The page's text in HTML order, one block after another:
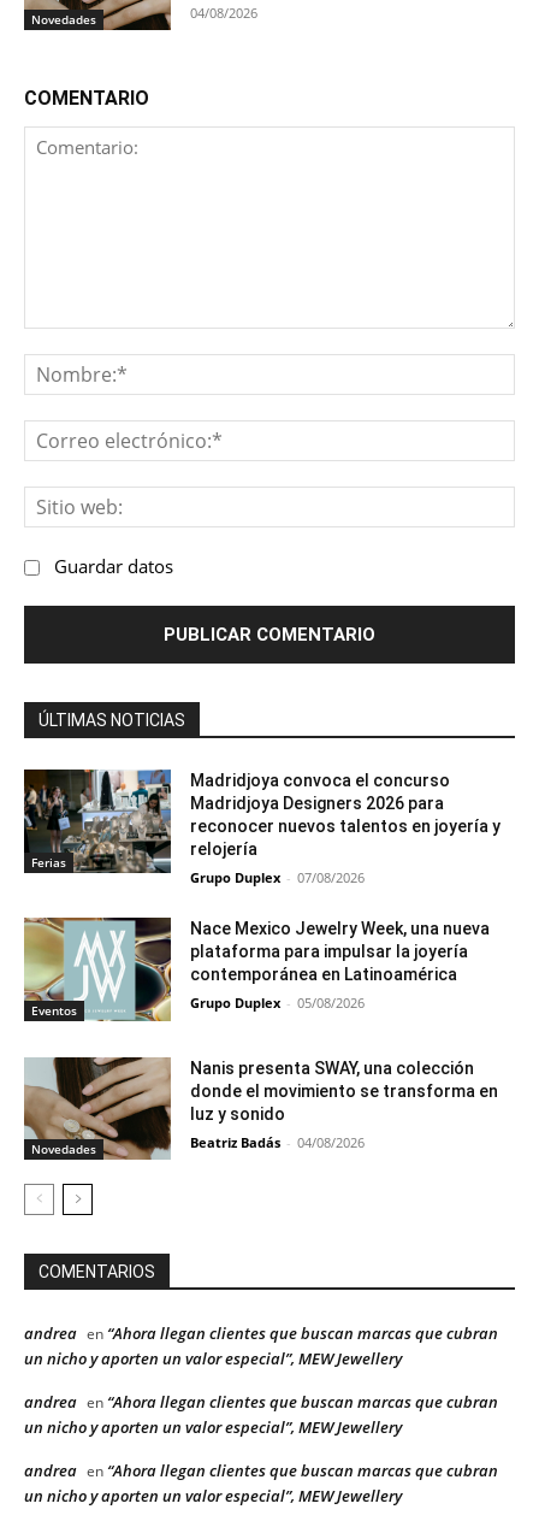
Novedades 04/08/2026
COMENTARIO
Guardar datos
ÚLTIMAS NOTICIAS
Ferias
Madridjoya convoca el concurso
Madridjoya Designers 2026 para
reconocer nuevos talentos en joyería y
relojería
Grupo Duplex - 07/08/2026
Eventos
Nace Mexico Jewelry Week, una nueva
plataforma para impulsar la joyería
contemporánea en Latinoamérica
Grupo Duplex - 05/08/2026
Novedades
Nanis presenta SWAY, una colección
donde el movimiento se transforma en
luz y sonido
Beatriz Badás - 04/08/2026
COMENTARIOS
andrea en “Ahora llegan clientes que buscan marcas que cubran
un nicho y aporten un valor especial”, MEW Jewellery
andrea en “Ahora llegan clientes que buscan marcas que cubran
un nicho y aporten un valor especial”, MEW Jewellery
andrea en “Ahora llegan clientes que buscan marcas que cubran
un nicho y aporten un valor especial”, MEW Jewellery